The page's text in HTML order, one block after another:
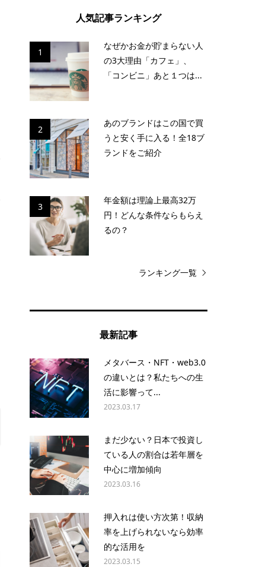
人気記事ランキング
1
なぜかお金が貯まらない人
の3大理由「カフェ」、
「コンビニ」あと１つは...
2
あのブランドはこの国で買
うと安く手に入る！全18ブ
ランドをご紹介
3
年金額は理論上最高32万
円！どんな条件ならもらえ
るの？
ランキング一覧
最新記事
メタバース・NFT・web3.0
の違いとは？私たちへの生
活に影響って...
2023.03.17
まだ少ない？日本で投資し
ている人の割合は若年層を
中心に増加傾向
2023.03.16
押入れは使い方次第！収納
率を上げられないなら効率
的な活用を
2023.03.15